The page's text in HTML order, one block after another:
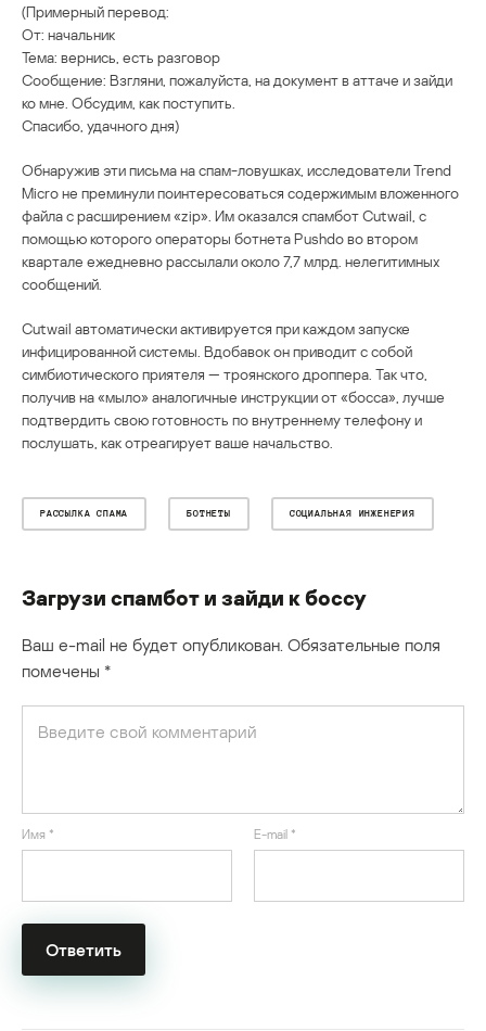
(Примерный перевод:
От: начальник
Тема: вернись, есть разговор
Сообщение: Взгляни, пожалуйста, на документ в аттаче и зайди
ко мне. Обсудим, как поступить.
Спасибо, удачного дня)
Обнаружив эти письма на спам-ловушках, исследователи Trend
Micro не преминули поинтересоваться содержимым вложенного
файла с расширением «zip». Им оказался спамбот Cutwail, с
помощью которого операторы ботнета Pushdo во втором
квартале ежедневно рассылали около 7,7 млрд. нелегитимных
сообщений.
Cutwail автоматически активируется при каждом запуске
инфицированной системы. Вдобавок он приводит с собой
симбиотического приятеля — троянского дроппера. Так что,
получив на «мыло» аналогичные инструкции от «босса», лучше
подтвердить свою готовность по внутреннему телефону и
послушать, как отреагирует ваше начальство.
РАССЫЛКА СПАМА БОТНЕТЫ СОЦИАЛЬНАЯ ИНЖЕНЕРИЯ
Загрузи спамбот и зайди к боссу
Ваш e-mail не будет опубликован. Обязательные поля
помечены *
Имя * E-mail *